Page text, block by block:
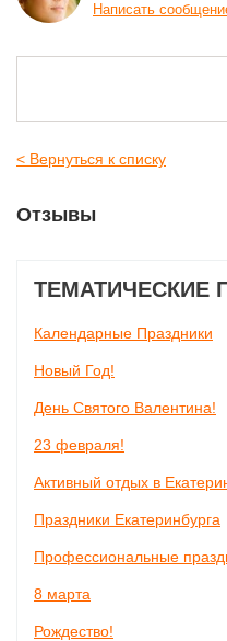
Написать
< Вернуться к списку
Отзывы
ТЕМАТИЧЕСКИЕ
Календарные Праздники
Новый Год!
День Святого Валентина!
23 февраля!
Активный отдых в
Праздники Екатеринбурга
Профессиональные
8 марта
Рождество!